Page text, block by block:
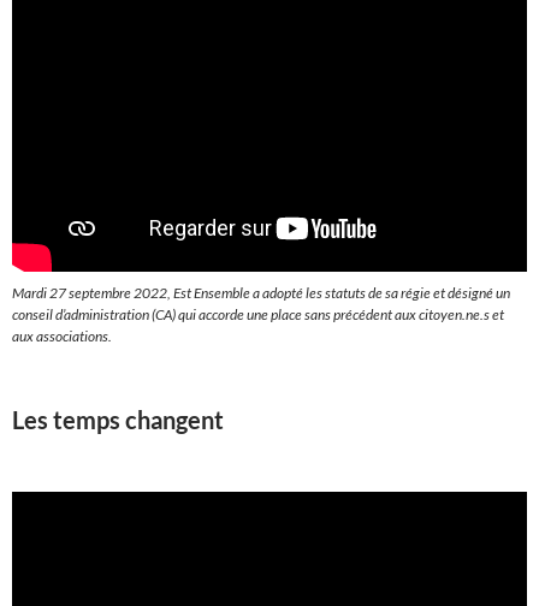
Mardi 27 septembre 2022, Est Ensemble a adopté les statuts de sa régie et désigné un
conseil d’administration (CA) qui accorde une place sans précédent aux citoyen.ne.s et
aux associations.
Les temps changent